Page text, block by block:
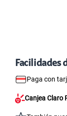
Facilidades
Paga con
Canjea Claro